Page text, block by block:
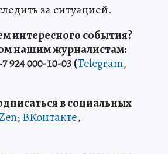
за ситуацией.
интересного события?
нашим журналистам:
924 000-10-03 (Telegram,
в социальных
;ВКонтакте,